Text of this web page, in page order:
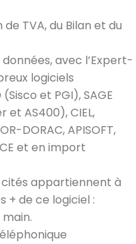
TVA, du Bilan et du
avec l’Expert-
logiciels
et PGI), SAGE
et AS400), CIEL,
DORAC, APISOFT,
et en import
appartiennent à
+ de ce logiciel :